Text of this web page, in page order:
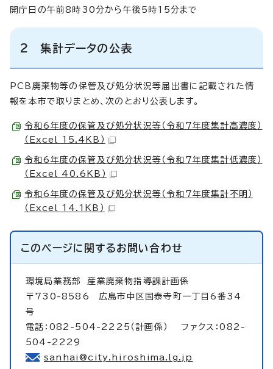
開庁日の午前8時30分から午後5時15分まで
2 集計データの公表
PCB廃棄物等の保管及び処分状況等届出書に記載された情
報を本市で取りまとめ、次のとおり公表します。
令和6年度の保管及び処分状況等（令和7年度集計高濃度）
（Excel 15.4KB）
令和6年度の保管及び処分状況等（令和7年度集計低濃度）
（Excel 40.6KB）
令和6年度の保管及び処分状況等（令和7年度集計不明）
（Excel 14.1KB）
このページに関するお問い合わせ
環境局業務部 産業廃棄物指導課計画係
〒730-8586 広島市中区国泰寺町一丁目6番34
号
電話：082-504-2225（計画係） ファクス：082-
504-2229
sanhai@city.hiroshima.lg.jp